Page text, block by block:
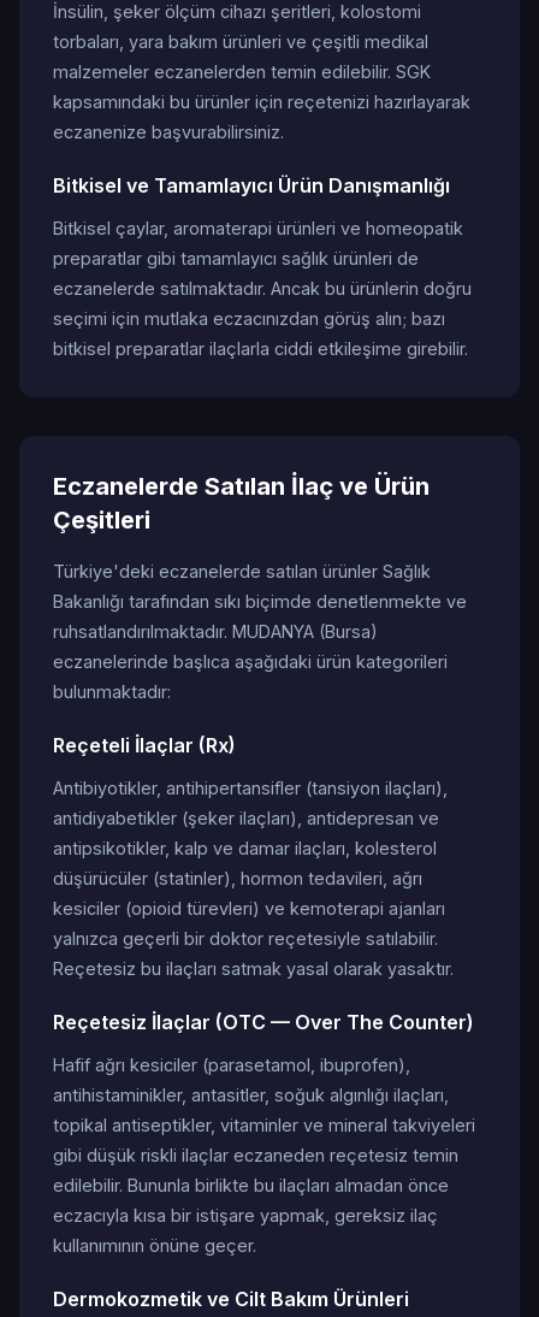
İnsülin, şeker ölçüm cihazı şeritleri, kolostomi
torbaları, yara bakım ürünleri ve çeşitli medikal
malzemeler eczanelerden temin edilebilir. SGK
kapsamındaki bu ürünler için reçetenizi hazırlayarak
eczanenize başvurabilirsiniz.
Bitkisel ve Tamamlayıcı Ürün Danışmanlığı
Bitkisel çaylar, aromaterapi ürünleri ve homeopatik
preparatlar gibi tamamlayıcı sağlık ürünleri de
eczanelerde satılmaktadır. Ancak bu ürünlerin doğru
seçimi için mutlaka eczacınızdan görüş alın; bazı
bitkisel preparatlar ilaçlarla ciddi etkileşime girebilir.
Eczanelerde Satılan İlaç ve Ürün
Çeşitleri
Türkiye'deki eczanelerde satılan ürünler Sağlık
Bakanlığı tarafından sıkı biçimde denetlenmekte ve
ruhsatlandırılmaktadır. MUDANYA (Bursa)
eczanelerinde başlıca aşağıdaki ürün kategorileri
bulunmaktadır:
Reçeteli İlaçlar (Rx)
Antibiyotikler, antihipertansifler (tansiyon ilaçları),
antidiyabetikler (şeker ilaçları), antidepresan ve
antipsikotikler, kalp ve damar ilaçları, kolesterol
düşürücüler (statinler), hormon tedavileri, ağrı
kesiciler (opioid türevleri) ve kemoterapi ajanları
yalnızca geçerli bir doktor reçetesiyle satılabilir.
Reçetesiz bu ilaçları satmak yasal olarak yasaktır.
Reçetesiz İlaçlar (OTC — Over The Counter)
Hafif ağrı kesiciler (parasetamol, ibuprofen),
antihistaminikler, antasitler, soğuk algınlığı ilaçları,
topikal antiseptikler, vitaminler ve mineral takviyeleri
gibi düşük riskli ilaçlar eczaneden reçetesiz temin
edilebilir. Bununla birlikte bu ilaçları almadan önce
eczacıyla kısa bir istişare yapmak, gereksiz ilaç
kullanımının önüne geçer.
Dermokozmetik ve Cilt Bakım Ürünleri